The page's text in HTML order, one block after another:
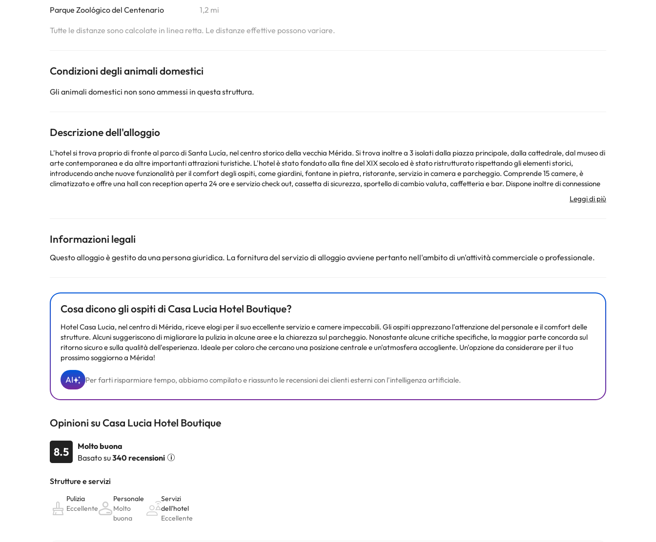
Parque Zoológico del Centenario 1,2 mi
Tutte le distanze sono calcolate in linea retta. Le distanze effettive possono variare.
Condizioni degli animali domestici
Gli animali domestici non sono ammessi in questa struttura.
Descrizione dell'alloggio
L'hotel si trova proprio di fronte al parco di Santa Lucía, nel centro storico della vecchia Mérida. Si trova inoltre a 3 isolati dalla piazza principale, dalla cattedrale, dal museo di
arte contemporanea e da altre importanti attrazioni turistiche. L'hotel è stato fondato alla fine del XIX secolo ed è stato ristrutturato rispettando gli elementi storici,
introducendo anche nuove funzionalità per il comfort degli ospiti, come giardini, fontane in pietra, ristorante, servizio in camera e parcheggio. Comprende 15 camere, è
climatizzato e offre una hall con reception aperta 24 ore e servizio check out, cassetta di sicurezza, sportello di cambio valuta, caffetteria e bar. Dispone inoltre di connessione
Internet WiFi, servizio lavanderia e parcheggio. Nelle camere d'albergo i pavimenti sono in pasta francese mista a legno. Le camere dispongono inoltre di bagni privati in
pietra di Cantera messicana con vasche da bagno in porcellana inglese, doccia, asciugacapelli, ferro battuto lavorato a mano e dipinti ad olio.. Le camere dispongono di letti a
possono farsi coccolare dai massaggi e dai trattamenti termali disponibili. Ogni mattina viene servita una colazione continentale, mentre pranzo e cena sono disponibili à la
carte.
Alcuni dei servizi indicati potrebbero essere a pagamento. Puoi consultare le relative tariffe direttamente presso la struttura. Tutte le informazioni presenti in questa pagina
Informazioni legali
Questo alloggio è gestito da una persona giuridica. La fornitura del servizio di alloggio avviene pertanto nell'ambito di un'attività commerciale o professionale.
Cosa dicono gli ospiti di Casa Lucia Hotel Boutique?
Hotel Casa Lucia, nel centro di Mérida, riceve elogi per il suo eccellente servizio e camere impeccabili. Gli ospiti apprezzano l'attenzione del personale e il comfort delle
strutture. Alcuni suggeriscono di migliorare la pulizia in alcune aree e la chiarezza sul parcheggio. Nonostante alcune critiche specifiche, la maggior parte concorda sul
ritorno sicuro e sulla qualità dell'esperienza. Ideale per coloro che cercano una posizione centrale e un'atmosfera accogliente. Un'opzione da considerare per il tuo
prossimo soggiorno a Mérida!
AI Per farti risparmiare tempo, abbiamo compilato e riassunto le recensioni dei clienti esterni con l'intelligenza artificiale.
Opinioni su Casa Lucia Hotel Boutique
8.5
Molto buona
Basato su340 recensioni